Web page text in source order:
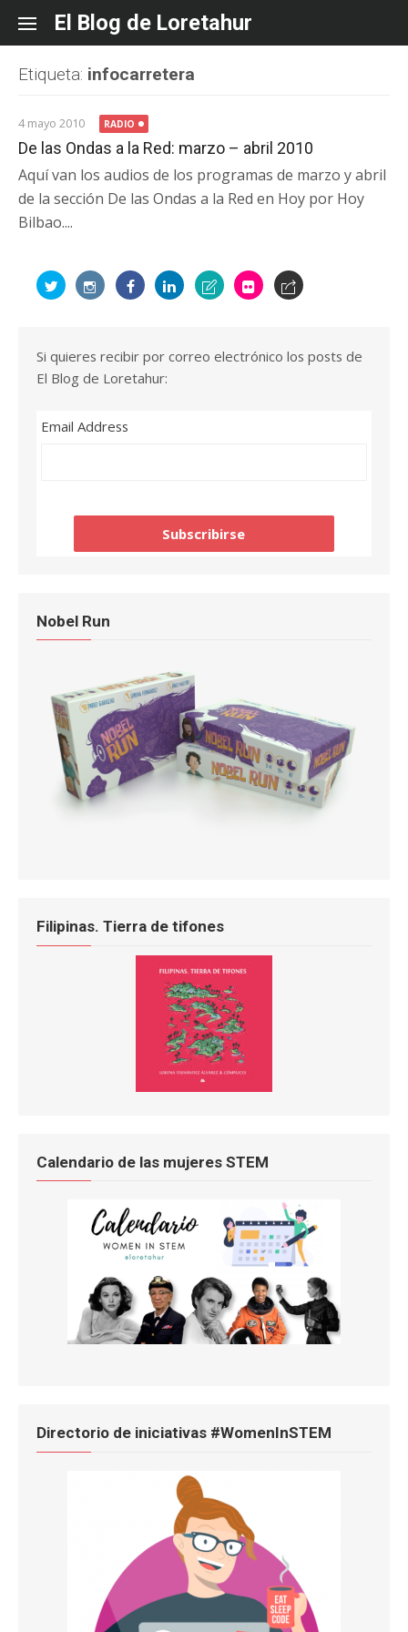
content
El Blog de Loretahur
Etiqueta: infocarretera
4 mayo 2010 RADIO
De las Ondas a la Red: marzo – abril 2010
Aquí van los audios de los programas de marzo y abril
de la sección De las Ondas a la Red en Hoy por Hoy
Bilbao....
Si quieres recibir por correo electrónico los posts de
El Blog de Loretahur:
Email Address
Nobel Run
Filipinas. Tierra de tifones
Calendario de las mujeres STEM
Directorio de iniciativas #WomenInSTEM